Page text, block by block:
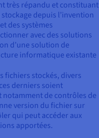
très répandu et constituant
depuis l’invention
des systèmes
avec des solutions
d’une solution de
informatique existante
fichiers stockés, divers
derniers soient
de contrôles de
version du fichier sur
qui peut accéder aux
apportées.